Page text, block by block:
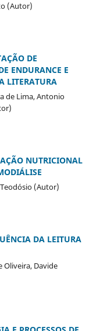
(Autor)
DE
ENDURANCE E
LITERATURA
de Lima, Antonio
NUTRICIONAL
(Autor)
DA LEITURA
Oliveira, Davide